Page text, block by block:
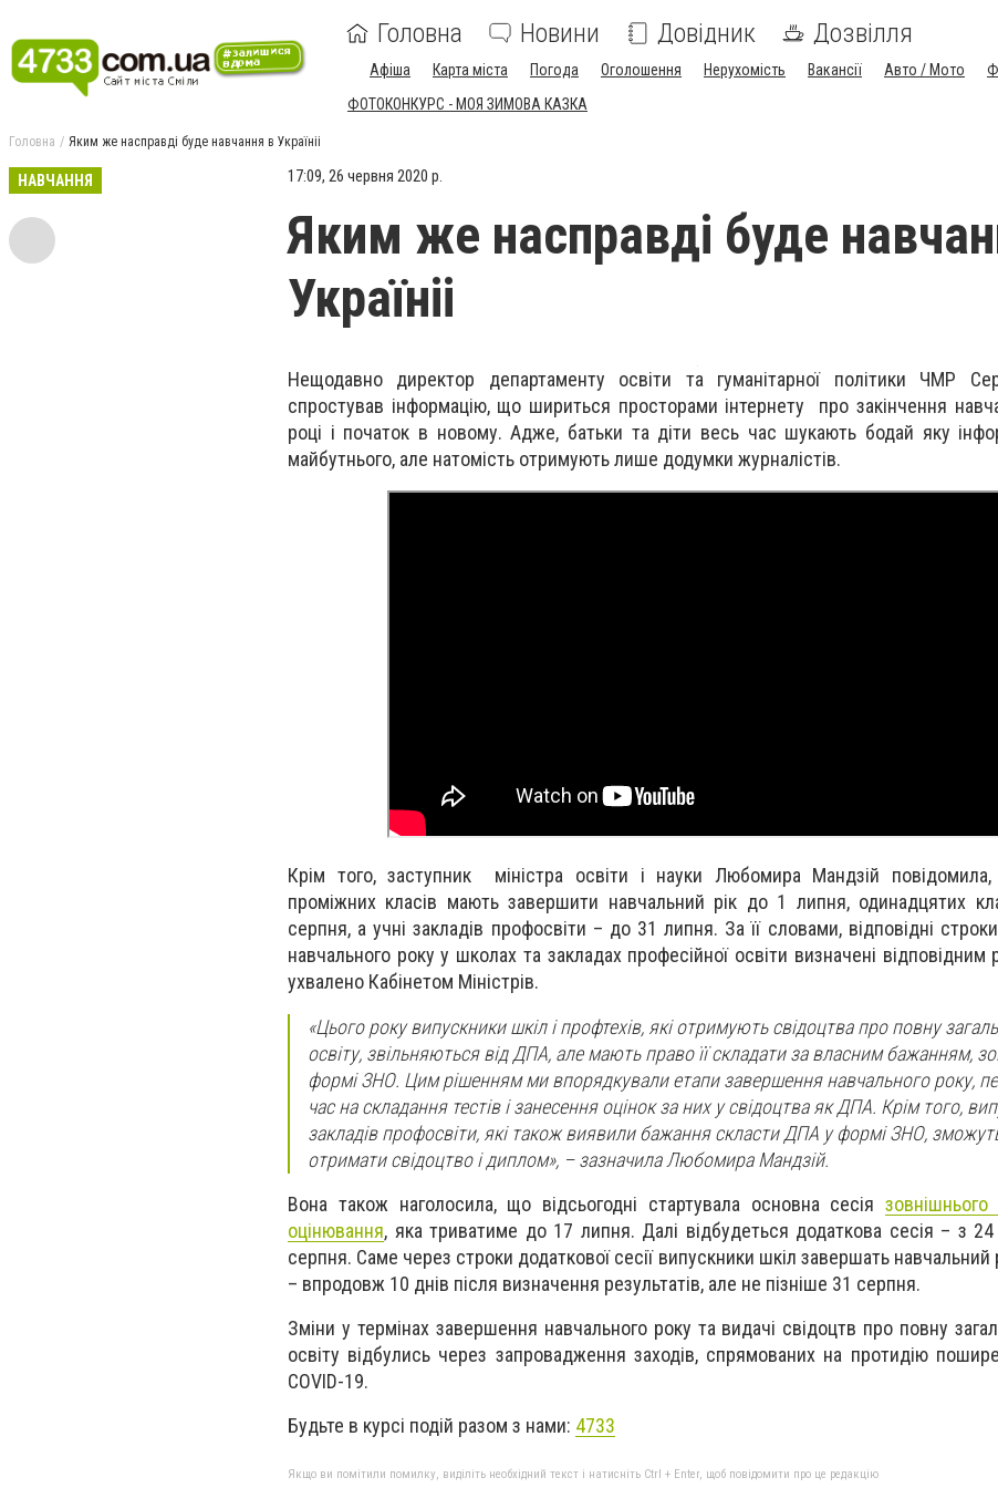
Головна Новини Довідник Дозвілля
Афіша Карта міста Погода Оголошення Нерухомість Вакансії Авто / Мото
ФОТОКОНКУРС - МОЯ ЗИМОВА КАЗКА
Головна Яким же насправді буде навчання в Україніі
НАВЧАННЯ 17:09, 26 червня 2020 р.
Яким же насправді буде
Україніі
Нещодавно директор департаменту освіти та гуманітарної політики ЧМР
спростував інформацію, що шириться просторами інтернету про закінчення
році і початок в новому. Адже, батьки та діти весь час шукають бодай яку
майбутнього, але натомість отримують лише додумки журналістів.
Крім того, заступник міністра освіти і науки Любомира Мандзій
проміжних класів мають завершити навчальний рік до 1 липня, одинадцятих
серпня, а учні закладів профосвіти – до 31 липня. За її словами, відповідні
навчального року у школах та закладах професійної освіти визначені
ухвалено Кабінетом Міністрів.
«Цього року випускники шкіл і профтехів, які отримують свідоцтва про повну
освіту, звільняються від ДПА, але мають право її складати за власним бажанням,
формі ЗНО. Цим рішенням ми впорядкували етапи завершення навчального року,
час на складання тестів і занесення оцінок за них у свідоцтва як ДПА. Крім того,
закладів профосвіти, які також виявили бажання скласти ДПА у формі ЗНО,
отримати свідоцтво і диплом», – зазначила Любомира Мандзій.
Вона також наголосила, що відсьогодні стартувала основна сесія
оцінювання, яка триватиме до 17 липня. Далі відбудеться додаткова сесія – з
серпня. Саме через строки додаткової сесії випускники шкіл завершать навчальний
– впродовж 10 днів після визначення результатів, але не пізніше 31 серпня.
Зміни у термінах завершення навчального року та видачі свідоцтв про повну
освіту відбулись через запровадження заходів, спрямованих на протидію
COVID-19.
Будьте в курсі подій разом з нами: 4733
Якщо ви помітили помилку, виділіть необхідний текст і натисніть Ctrl + Enter, щоб повідомити про це редакцію